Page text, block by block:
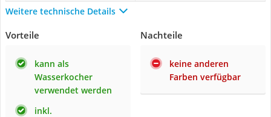
Weitere technische Details
Vorteile
kann als
Wasserkocher
verwendet werden
inkl.
Nachteile
keine anderen
Farben verfügbar